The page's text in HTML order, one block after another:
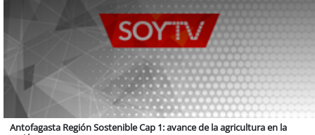
Antofagasta Región Sostenible Cap 1: avance de la agricultura en la